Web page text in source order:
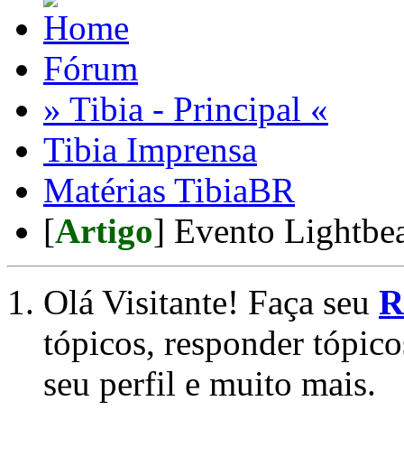
Fórum
» Tibia - Principal «
Tibia Imprensa
Matérias TibiaBR
[Artigo] Evento
Olá Visitante! Faça seu
tópicos, responder
seu perfil e muito mais.